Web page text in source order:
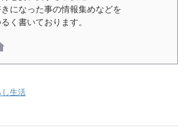
と妻、愛する子供達の
になった事の情報集めなどを